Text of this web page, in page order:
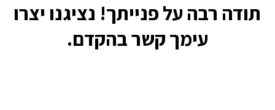
תודה רבה על פנייתך! נציגנו יצרו
עימך קשר בהקדם.